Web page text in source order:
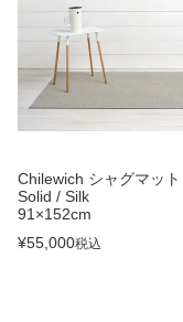
Chilewich シャグマット
Solid / Silk
91×152cm
¥55,000税込